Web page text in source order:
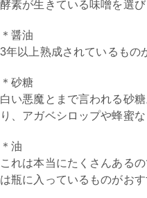
酵素が生きている味噌を選び
＊醤油
3年以上熟成されているもの
＊砂糖
白い悪魔とまで言われる砂
り、アガベシロップや蜂蜜
＊油
これは本当にたくさんある
は瓶に入っているものがおす